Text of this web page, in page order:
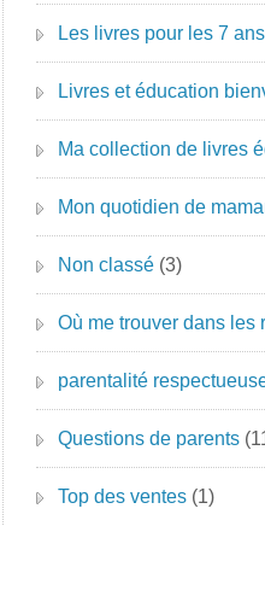
Les livres pour les 7
Livres et éducation
Ma collection de livres
Mon quotidien de
Non classé (3)
Où me trouver dans les
parentalité
Questions de parents
Top des ventes (1)